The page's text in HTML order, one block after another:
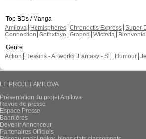
Top BDs / Manga
Amilova
Hémisphères Chronoctis Express Super
Connection Sethxfaye Graped Wisteria
Genre
Action
Dessins - Artworks Fantasy - SF Humour
LE PROJET AMILOVA
Présentation du projet Amilova
Revue de presse
Espace Presse
Bannières
Devenir Annonceur
Partenaires Officiels